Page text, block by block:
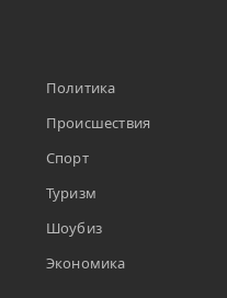
Политика
Происшествия
Спорт
Туризм
Шоубиз
Экономика